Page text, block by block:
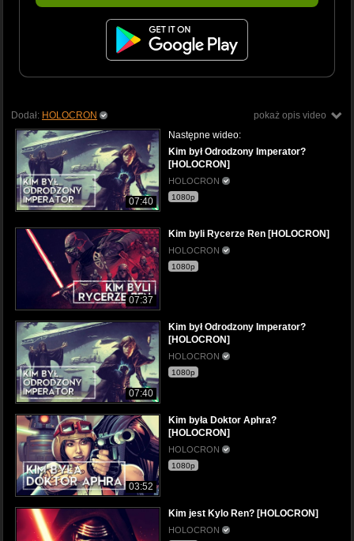
pokaż opis video
Dodał: HOLOCRON
07:40
Następne wideo:
Kim był Odrodzony Imperator?
[HOLOCRON]
HOLOCRON
1080p
07:37
Kim byli Rycerze Ren [HOLOCRON]
HOLOCRON
1080p
07:40
Kim był Odrodzony Imperator?
[HOLOCRON]
HOLOCRON
1080p
03:52
Kim była Doktor Aphra?
[HOLOCRON]
HOLOCRON
1080p
Kim jest Kylo Ren? [HOLOCRON]
HOLOCRON